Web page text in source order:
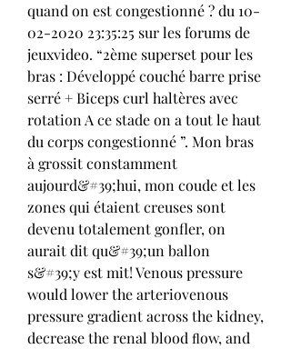
quand on est congestionné ? du 10-
02-2020 23:35:25 sur les forums de
jeuxvideo. “2ème superset pour les
bras : Développé couché barre prise
serré + Biceps curl haltères avec
rotation A ce stade on a tout le haut
du corps congestionné ”. Mon bras
à grossit constamment
aujourd&#39;hui, mon coude et les
zones qui étaient creuses sont
devenu totalement gonfler, on
aurait dit qu&#39;un ballon
s&#39;y est mit! Venous pressure
would lower the arteriovenous
pressure gradient across the kidney,
decrease the renal blood ﬂow, and